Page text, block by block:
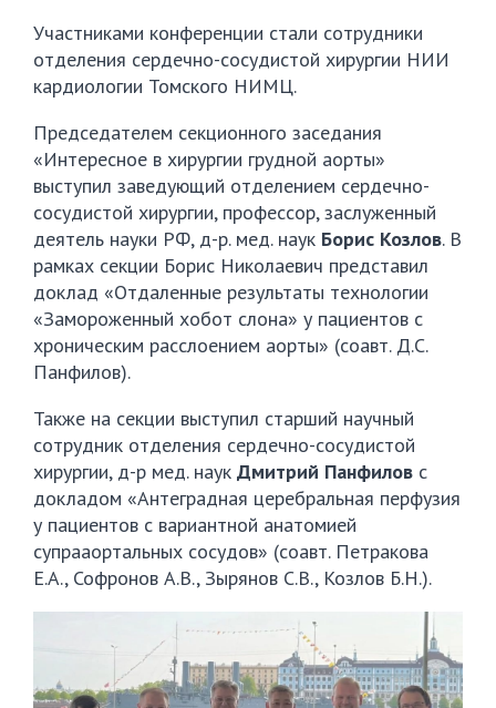
Участниками конференции стали сотрудники
отделения сердечно-сосудистой хирургии НИИ
кардиологии Томского НИМЦ.
Председателем секционного заседания
«Интересное в хирургии грудной аорты»
выступил заведующий отделением сердечно-
сосудистой хирургии, профессор, заслуженный
деятель науки РФ, д-р. мед. наук Борис Козлов. В
рамках секции Борис Николаевич представил
доклад «Отдаленные результаты технологии
«Замороженный хобот слона» у пациентов с
хроническим расслоением аорты» (соавт. Д.С.
Панфилов).
Также на секции выступил старший научный
сотрудник отделения сердечно-сосудистой
хирургии, д-р мед. наук Дмитрий Панфилов с
докладом «Антеградная церебральная перфузия
у пациентов с вариантной анатомией
супрааортальных сосудов» (соавт. Петракова
Е.А., Софронов А.В., Зырянов С.В., Козлов Б.Н.).